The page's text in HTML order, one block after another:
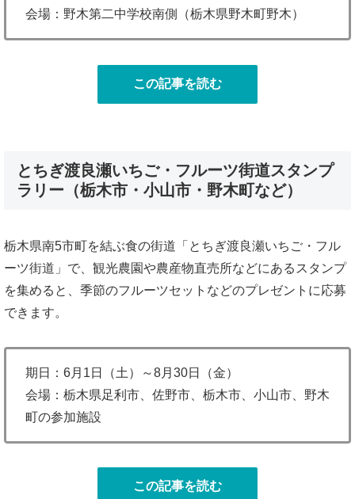
会場：野木第二中学校南側（栃木県野木町野木）
この記事を読む
とちぎ渡良瀬いちご・フルーツ街道スタンプ
ラリー（栃木市・小山市・野木町など）
栃木県南5市町を結ぶ食の街道「とちぎ渡良瀬いちご・フル
ーツ街道」で、観光農園や農産物直売所などにあるスタンプ
を集めると、季節のフルーツセットなどのプレゼントに応募
できます。
期日：6月1日（土）～8月30日（金）
会場：栃木県足利市、佐野市、栃木市、小山市、野木
町の参加施設
この記事を読む